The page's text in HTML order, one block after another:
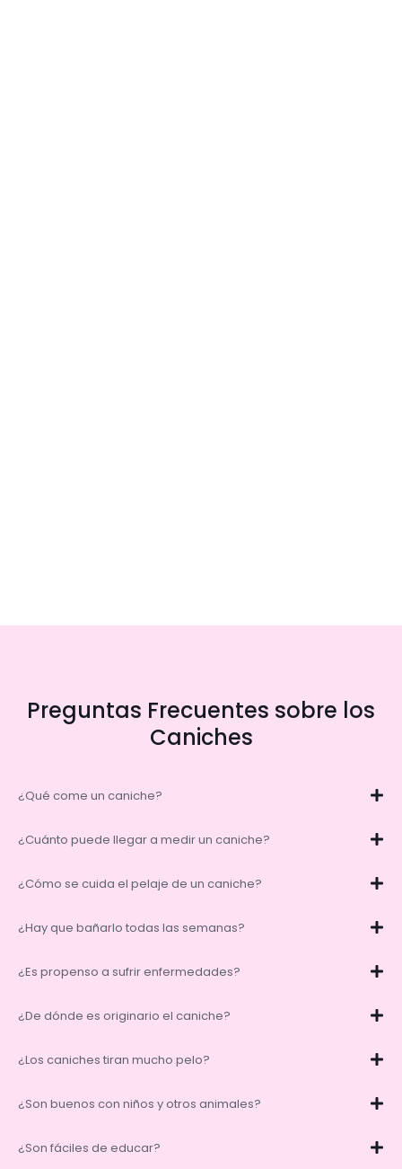
Preguntas Frecuentes sobre los
Caniches
¿Qué come un caniche?
¿Cuánto puede llegar a medir un caniche?
¿Cómo se cuida el pelaje de un caniche?
¿Hay que bañarlo todas las semanas?
¿Es propenso a sufrir enfermedades?
¿De dónde es originario el caniche?
¿Los caniches tiran mucho pelo?
¿Son buenos con niños y otros animales?
¿Son fáciles de educar?